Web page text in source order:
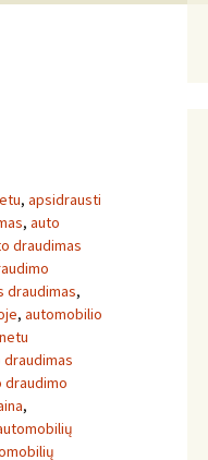
, apsidrausti
, auto
draudimas
draudimas,
, automobilio
draudimo
,